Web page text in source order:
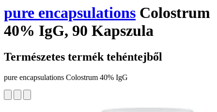
pure encapsulations Colostrum
40% IgG, 90 Kapszula
Természetes termék tehéntejből
pure encapsulations Colostrum 40% IgG